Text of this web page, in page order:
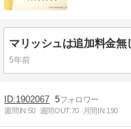
5年前
1902067 5
週間IN:50 週間OUT:70 月間IN:190